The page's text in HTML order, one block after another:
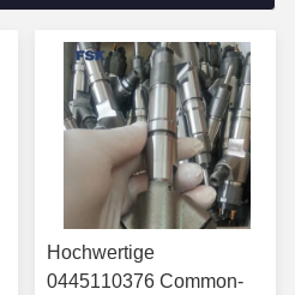
Hochwertige
0445110376 Common-